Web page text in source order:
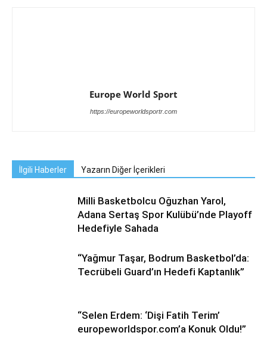
Europe World Sport
https://europeworldsportr.com
İlgili Haberler Yazarın Diğer İçerikleri
Milli Basketbolcu Oğuzhan Yarol,
Adana Sertaş Spor Kulübü’nde Playoff
Hedefiyle Sahada
“Yağmur Taşar, Bodrum Basketbol’da:
Tecrübeli Guard’ın Hedefi Kaptanlık”
“Selen Erdem: ‘Dişi Fatih Terim’
europeworldspor.com’a Konuk Oldu!”